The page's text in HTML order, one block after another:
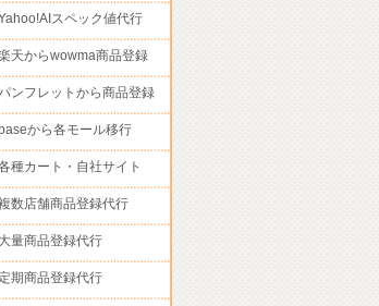
スペック値代行
天からwowma商品登録
ンフレットから商品登録
baseから各モール移行
種カート・自社サイト
数店舗商品登録代行
大量商品登録代行
定期商品登録代行